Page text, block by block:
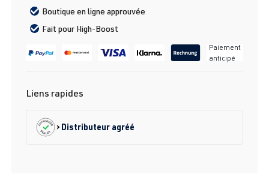
Boutique en ligne approuvée
Fait pour High-Boost
Paiement
anticipé
Liens rapides
Distributeur agréé